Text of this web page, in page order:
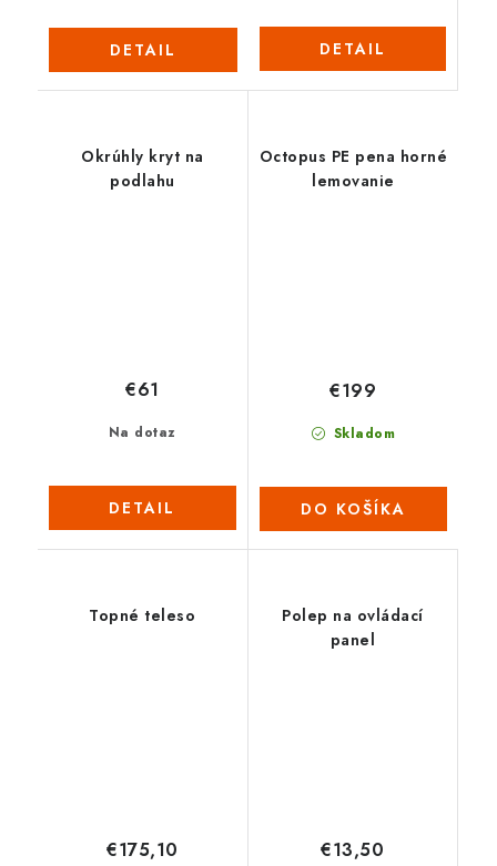
DETAIL DETAIL
Okrúhly kryt na
podlahu
Na dotaz
€61
DETAIL
Octopus PE pena horné
lemovanie
Skladom
€199
DO KOŠÍKA
Topné teleso
€175,10
Polep na ovládací
panel
€13,50